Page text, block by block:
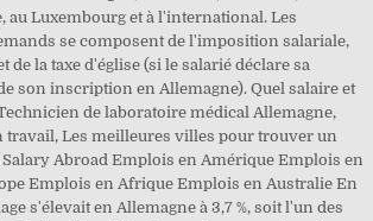
au Luxembourg et à l'international. Les
se composent de l'imposition salariale,
de la taxe d'église (si le salarié déclare sa
son inscription en Allemagne). Quel salaire et
de laboratoire médical Allemagne,
travail, Les meilleures villes pour trouver un
Abroad Emplois en Amérique Emplois en
Emplois en Afrique Emplois en Australie En
s'élevait en Allemagne à 3,7 %, soit l'un des